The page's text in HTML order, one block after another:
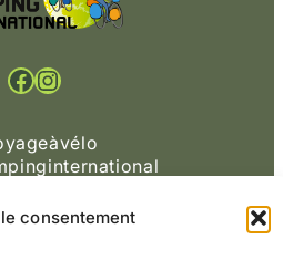
consentement
Facebook Instagram